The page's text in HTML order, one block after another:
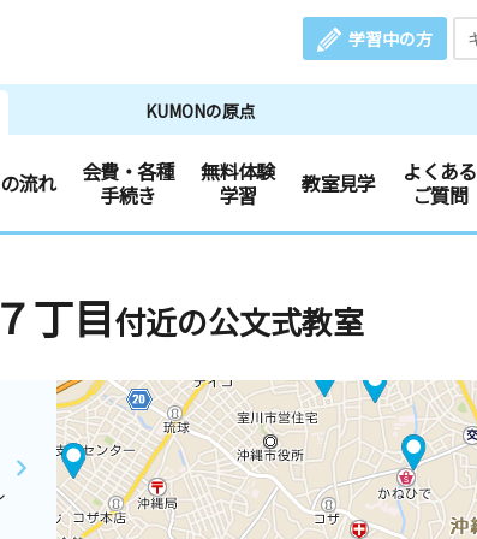
学習中の方
KUMONの原点
流れ
会費・各種
手続き
無料体験
学習
教室見学
よくある
ご質問
丁目付近の公文式教室